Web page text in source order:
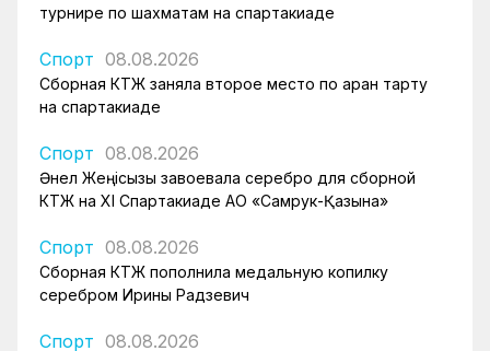
турнире по шахматам на спартакиаде
Спорт 08.08.2026
Сборная КТЖ заняла второе место по арқан тарту
на спартакиаде
Спорт 08.08.2026
Әнел Жеңісқызы завоевала серебро для сборной
КТЖ на XI Спартакиаде АО «Самрук-Қазына»
Спорт 08.08.2026
Сборная КТЖ пополнила медальную копилку
серебром Ирины Радзевич
Спорт 08.08.2026